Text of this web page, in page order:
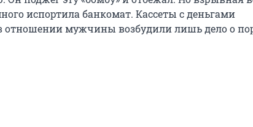
испортила банкомат. Кассеты с деньгами
отношении мужчины возбудили лишь дело о